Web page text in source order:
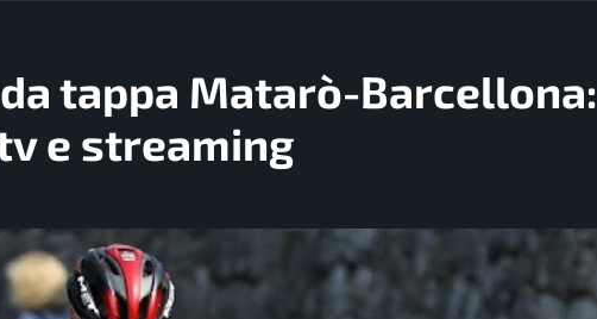
tappa Matarò-Barcellona:
e streaming